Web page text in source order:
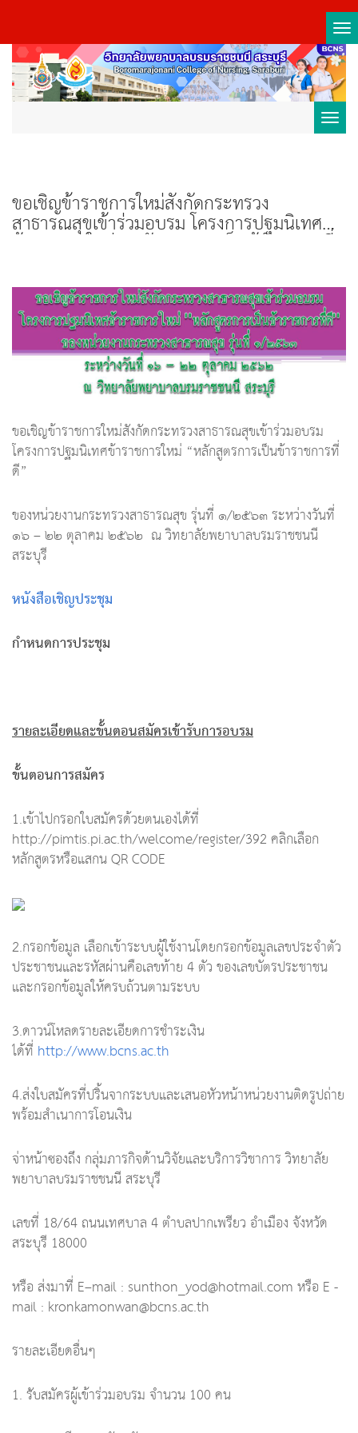
ขอเชิญข้าราชการใหม่สังกัดกระทรวง
สาธารณสุขเข้าร่วมอบรม โครงการปฐมนิเทศ
ข้าราชการใหม่ “หลักสูตรการเป็นข้าราชการที่
๑/๒๕๖๓
ขอเชิญข้าราชการใหม่สังกัดกระทรวงสาธารณสุขเข้าร่วมอบรม
โครงการปฐมนิเทศข้าราชการใหม่ “หลักสูตรการเป็นข้าราชการที่
ดี”
ของหน่วยงานกระทรวงสาธารณสุข รุ่นที่ ๑/๒๕๖๓ ระหว่างวันที่
๑๖ – ๒๒ ตุลาคม ๒๕๖๒ ณ วิทยาลัยพยาบาลบรมราชชนนี
สระบุรี
หนังสือเชิญประชุม
กำหนดการประชุม
รายละเอียดและขั้นตอนสมัครเข้ารับการอบรม
ขั้นตอนการสมัคร
1.เข้าไปกรอกใบสมัครด้วยตนเองได้ที่
http://pimtis.pi.ac.th/welcome/register/392 คลิกเลือก
หลักสูตรหรือแสกน QR CODE
2.กรอกข้อมูล เลือกเข้าระบบผู้ใช้งานโดยกรอกข้อมูลเลขประจำตัว
ประชาชนและรหัสผ่านคือเลขท้าย 4 ตัว ของเลขบัตรประชาชน
และกรอกข้อมูลให้ครบถ้วนตามระบบ
3.ดาวน์โหลดรายละเอียดการชำระเงิน
ได้ที่ http://www.bcns.ac.th
4.ส่งใบสมัครที่ปริ้นจากระบบและเสนอหัวหน้าหน่วยงานติดรูปถ่าย
พร้อมสำเนาการโอนเงิน
จ่าหน้าซองถึง กลุ่มภารกิจด้านวิจัยและบริการวิชาการ วิทยาลัย
พยาบาลบรมราชชนนี สระบุรี
เลขที่ 18/64 ถนนเทศบาล 4 ตำบลปากเพรียว อำเมือง จังหวัด
สระบุรี 18000
หรือ ส่งมาที่ E–mail : sunthon_yod@hotmail.comหรือ E -
mail : kronkamonwan@bcns.ac.th
รายละเอียดอื่นๆ
1. รับสมัครผู้เข้าร่วมอบรม จำนวน 100 คน